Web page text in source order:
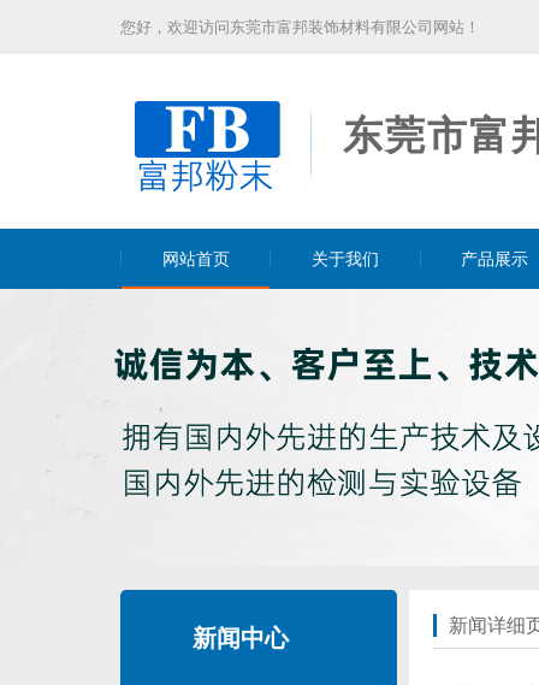
您好，欢迎访问东莞市富邦装饰材料有限公司网站！
东莞市富
网站首页 关于我们 产品展示
新闻中心 新闻详细